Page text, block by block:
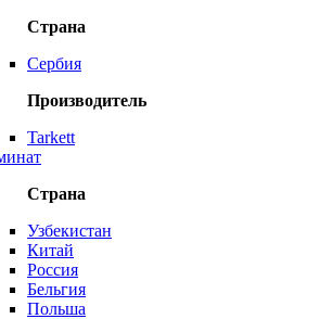
Страна
Сербия
Производитель
Tarkett
Страна
Узбекистан
Китай
Россия
Бельгия
Польша